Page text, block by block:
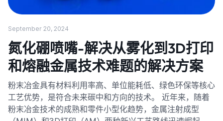
September 20, 2024
氮化硼喷嘴-解决从雾化到3D打印
和熔融金属技术难题的解决方案
粉末冶金具有材料利用率高、单位能耗低、绿色环保等核心
工艺优势，是符合未来碳中和方向的技术。 近年来，随着
粉末冶金技术的成熟和零件小型化趋势，金属注射成型